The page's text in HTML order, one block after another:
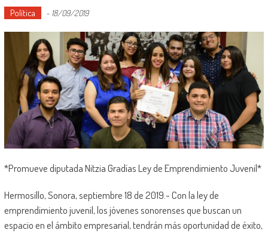
Política - 18/09/2019
*Promueve diputada Nitzia Gradías Ley de Emprendimiento Juvenil*
Hermosillo, Sonora, septiembre 18 de 2019.- Con la ley de
emprendimiento juvenil, los jóvenes sonorenses que buscan un
espacio en el ámbito empresarial, tendrán más oportunidad de éxito,